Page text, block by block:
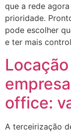
que a rede
prioridade.
pode escolher
e ter mais
office:
A terceirização